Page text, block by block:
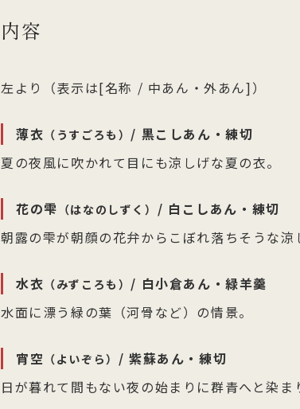
内容
左より（表示は[名称 / 中あん・外あん]）
薄衣 （うすごろも） / 黒こしあん・練切
夏の夜風に吹かれて目にも涼しげな夏の衣。
花の雫 （はなのしずく） / 白こしあん・練切
朝露の雫が朝顔の花弁からこぼれ落ちそうな涼
水衣 （みずころも） / 白小倉あん・緑羊羹
水面に漂う緑の葉（河骨など）の情景。
宵空 （よいぞら） / 紫蘇あん・練切
日が暮れて間もない夜の始まりに群青へと染ま